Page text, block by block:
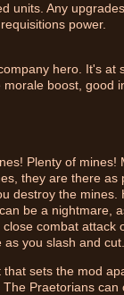
units. Any
power.
hero. It's at
boost, good
Plenty of mines!
they are there as
destroy the mines.
be a nightmare,
combat attack
you slash and cut.
sets the mod
Praetorians can